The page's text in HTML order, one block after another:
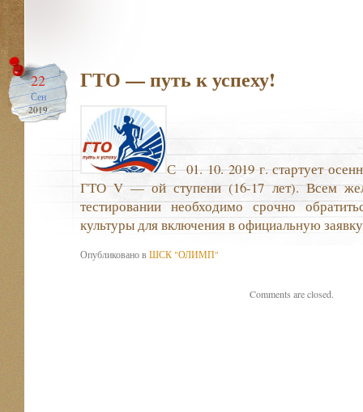
22
Сен
2019
ГТО — путь к успеху!
С 01. 10. 2019 г. стартует
ГТО V — ой ступени (16-17 лет). Всем
тестировании необходимо срочно
культуры для включения в официальную
Опубликовано вШСК "ОЛИМП"
Comments are closed.